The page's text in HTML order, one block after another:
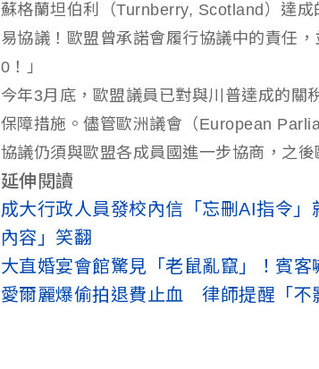
蘇格蘭坦伯利（Turnberry, Scotland）達
易協議！歐盟曾承諾會履行協議中的責任
0！」
今年3月底，歐盟議員已對與川普達成的關
保障措施。儘管歐洲議會（European
協議仍須與歐盟各成員國進一步協商，之後
延伸閱讀
成大行政人員發校內信「忘刪AI指令
內容」笑翻
大直婚宴會館驚見「老鼠亂竄」！賓
愛爾麗爆偷拍退費止血 律師提醒「不